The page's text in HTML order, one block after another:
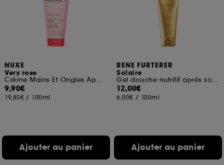
NUXE
Very rose
Crème Mains Et Ongles Apaisante
9,90€
19,80€ / 100ml
Ajouter au panier
RENE FURTERER
Solaire
Gel douche nutritif après soleil cheveux et corps
12,00€
6,00€ / 100ml
Ajouter au panier